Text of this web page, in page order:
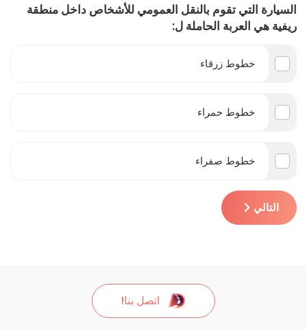
السيارة التي تقوم بالنقل العمومي للأشخاص داخل منطقة
ريفية هي العربة الحاملة ل:
خطوط زرقاء
خطوط حمراء
خطوط صفراء
التالي
اتصل بنا!